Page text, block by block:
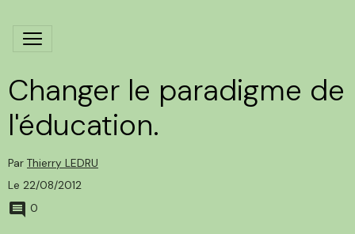
Changer le paradigme de
l'éducation.
Par Thierry LEDRU
Le 22/08/2012
0